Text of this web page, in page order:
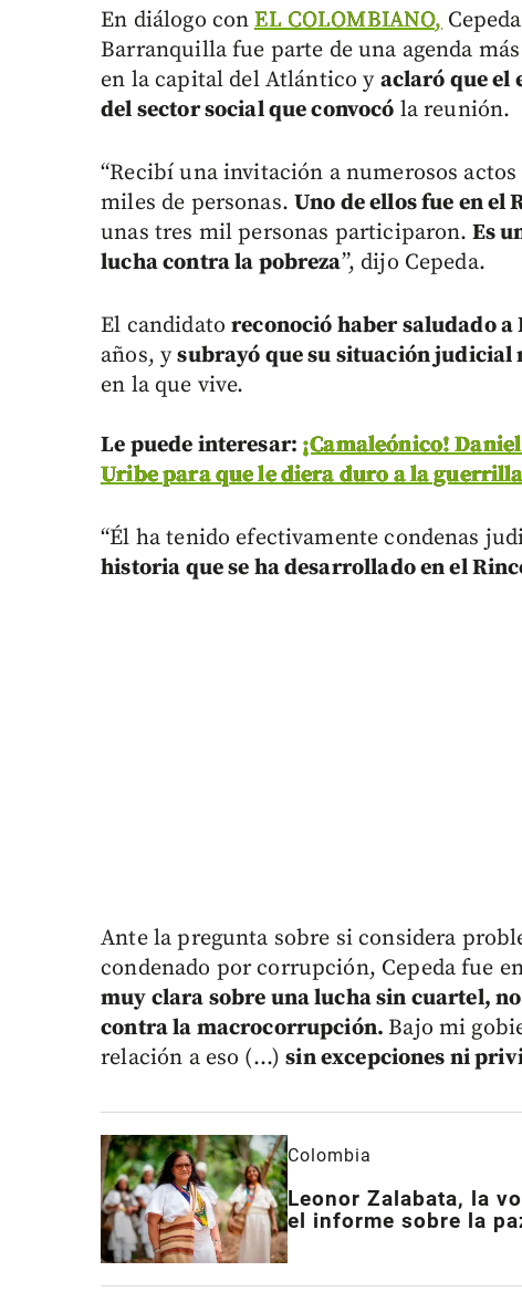
En diálogo conEL COLOMBIANO,
Barranquilla fue parte de una agenda
en la capital del Atlántico y aclaró que el
del sector social que convocó la reunión.
“Recibí una invitación a numerosos
miles de personas.Uno de ellos fue en el
unas tres mil personas participaron. Es
lucha contra la pobreza”, dijo Cepeda.
El candidatoreconoció haber saludado a
años, ysubrayó que su situación judicial
en la que vive.
Le puede interesar: ¡Camaleónico!
Uribe para que le diera duro a la
“Él ha tenido efectivamente condenas
historia que se ha desarrollado en el
Ante la pregunta sobre si considera
condenado por corrupción, Cepeda fue
muy clara sobre una lucha sin cuartel,
contra la macrocorrupción.Bajo mi
relación a eso (...)sin excepciones ni
Colombia
Leonor Zalabata, la
el informe sobre la